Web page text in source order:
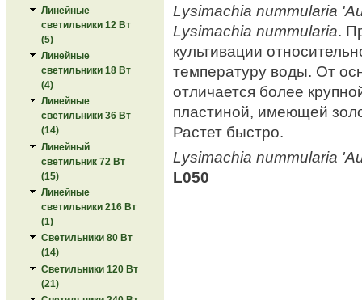
Линейные
светильники 12 Вт
(5)
Линейные
светильники 18 Вт
(4)
Линейные
светильники 36 Вт
(14)
Линейный
светильник 72 Вт
(15)
Линейные
светильники 216 Вт
(1)
Светильники 80 Вт
(14)
Светильники 120 Вт
(21)
Lysimachia nummularia
Lysimachia nummularia.
культивации
температуру воды. От
отличается более
пластиной, имеющей
Растет быстро.
Lysimachia nummularia
L050